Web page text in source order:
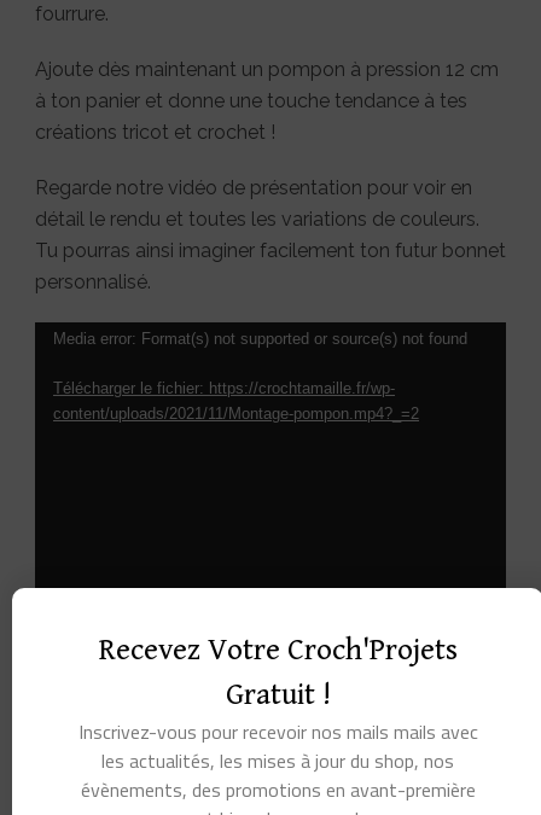
fourrure.
Ajoute dès maintenant un pompon à pression 12 cm
à ton panier et donne une touche tendance à tes
créations tricot et crochet !
Regarde notre vidéo de présentation pour voir en
détail le rendu et toutes les variations de couleurs.
Tu pourras ainsi imaginer facilement ton futur bonnet
personnalisé.
Lecteur
vidéo
Media error: Format(s) not supported or source(s) not found
Télécharger le fichier: https://crochtamaille.fr/wp-
content/uploads/2021/11/Montage-pompon.mp4?_=2
Recevez Votre Croch'Projets
Gratuit !
Inscrivez-vous pour recevoir nos mails mails avec
les actualités, les mises à jour du shop, nos
évènements, des promotions en avant-première